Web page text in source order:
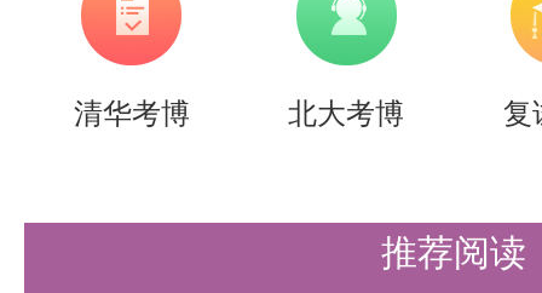
（需要自行预约）教务办公室。
清华考博 北大考博 复
推荐阅读